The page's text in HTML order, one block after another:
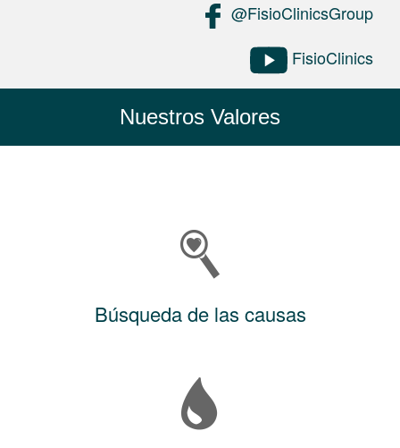
@FisioClinicsGroup
FisioClinics
Nuestros Valores
Búsqueda de las causas